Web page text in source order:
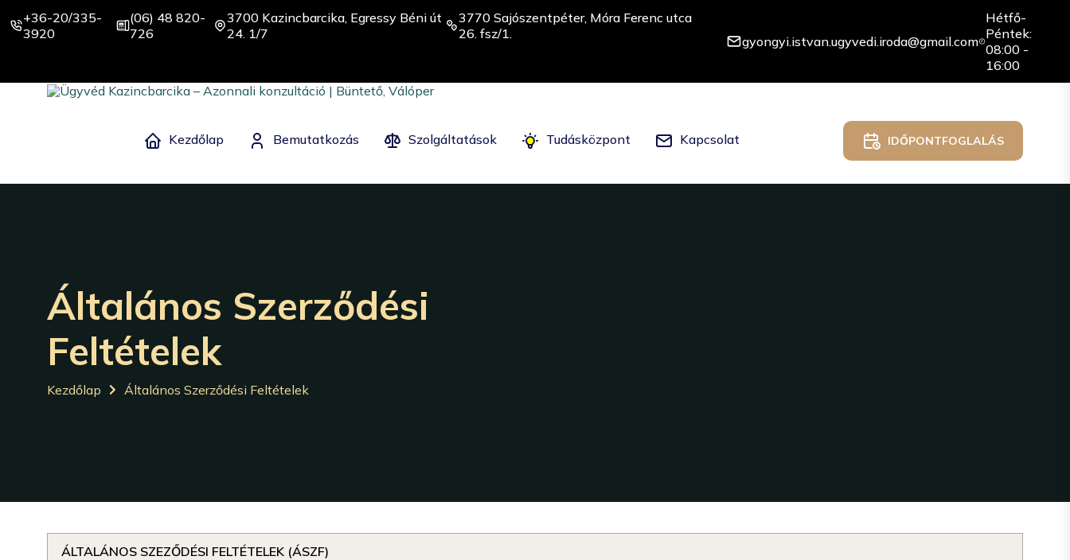
+36-20/335-
3920
(06) 48 820-
726
3700 Kazincbarcika, Egressy Béni út
24. 1/7
3770 Sajószentpéter, Móra Ferenc utca
26. fsz/1.
gyongyi.istvan.ugyvedi.iroda@gmail.com
Hétfő-
Péntek:
08:00 -
16:00
Kezdőlap Bemutatkozás Szolgáltatások Tudásközpont Kapcsolat IDŐPONTFOGLALÁS
Általános Szerződési
Feltételek
Kezdőlap Általános Szerződési Feltételek
ÁLTALÁNOS SZEZŐDÉSI FELTÉTELEK (ÁSZF)